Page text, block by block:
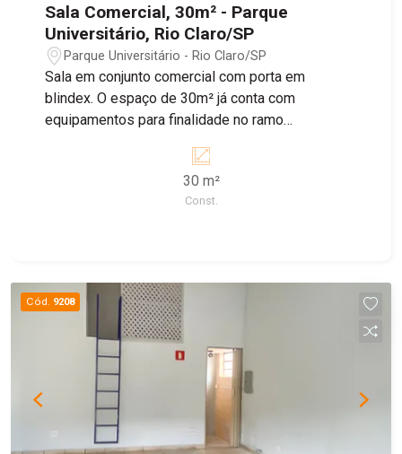
Sala Comercial, 30m² - Parque
Universitário, Rio Claro/SP
Parque Universitário - Rio Claro/SP
Sala em conjunto comercial com porta em
blindex. O espaço de 30m² já conta com
equipamentos para finalidade no ramo
socias de uso compartilhado com as demais
salas. No valor da locação já está incluso água,
internet e a limpeza da área comum.
30 m²
Const.
Cód. 9208